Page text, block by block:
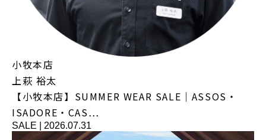
小牧本店
上萩 裕太
【小牧本店】SUMMER WEAR SALE｜ASSOS・
ISADORE・CAS…
SALE 2026.07.31